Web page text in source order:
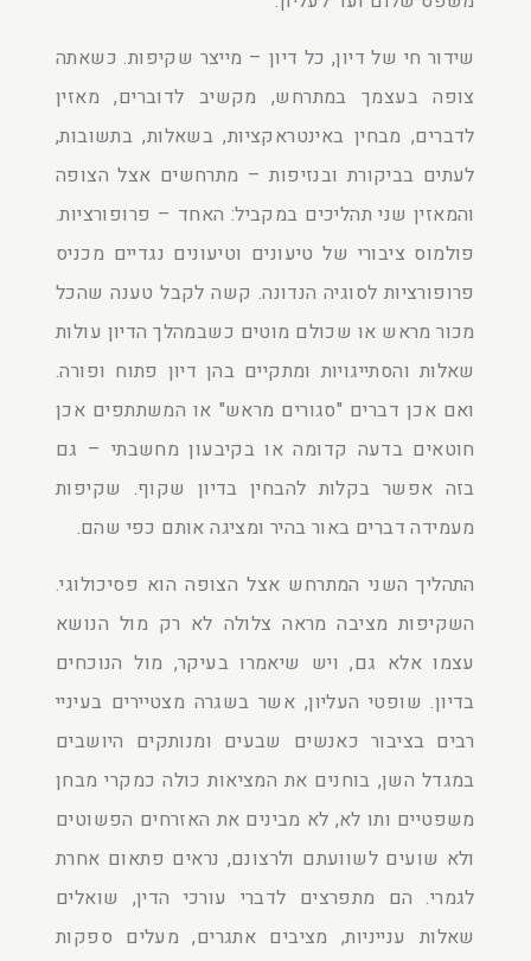
שידור חי של דיון, כל דיון – מייצר שקיפות. כשאתה
צופה בעצמך במתרחש, מקשיב לדוברים, מאזין
לדברים, מבחין באינטראקציות, בשאלות, בתשובות,
לעתים בביקורת ובנזיפות – מתרחשים אצל הצופה
והמאזין שני תהליכים במקביל: האחד – פרופורציות.
פולמוס ציבורי של טיעונים וטיעונים נגדיים מכניס
פרופורציות לסוגיה הנדונה. קשה לקבל טענה שהכל
מכור מראש או שכולם מוטים כשבמהלך הדיון עולות
שאלות והסתייגויות ומתקיים בהן דיון פתוח ופורה.
ואם אכן דברים "סגורים מראש" או המשתתפים אכן
חוטאים בדעה קדומה או בקיבעון מחשבתי – גם
בזה אפשר בקלות להבחין בדיון שקוף. שקיפות
מעמידה דברים באור בהיר ומציגה אותם כפי שהם.
התהליך השני המתרחש אצל הצופה הוא פסיכולוגי.
השקיפות מציבה מראה צלולה לא רק מול הנושא
עצמו אלא גם, ויש שיאמרו בעיקר, מול הנוכחים
בדיון. שופטי העליון, אשר בשגרה מצטיירים בעיניי
רבים בציבור כאנשים שבעים ומנותקים היושבים
במגדל השן, בוחנים את המציאות כולה כמקרי מבחן
משפטיים ותו לא, לא מבינים את האזרחים הפשוטים
ולא שועים לשוועתם ולרצונם, נראים פתאום אחרת
לגמרי. הם מתפרצים לדברי עורכי הדין, שואלים
שאלות ענייניות, מציבים אתגרים, מעלים ספקות